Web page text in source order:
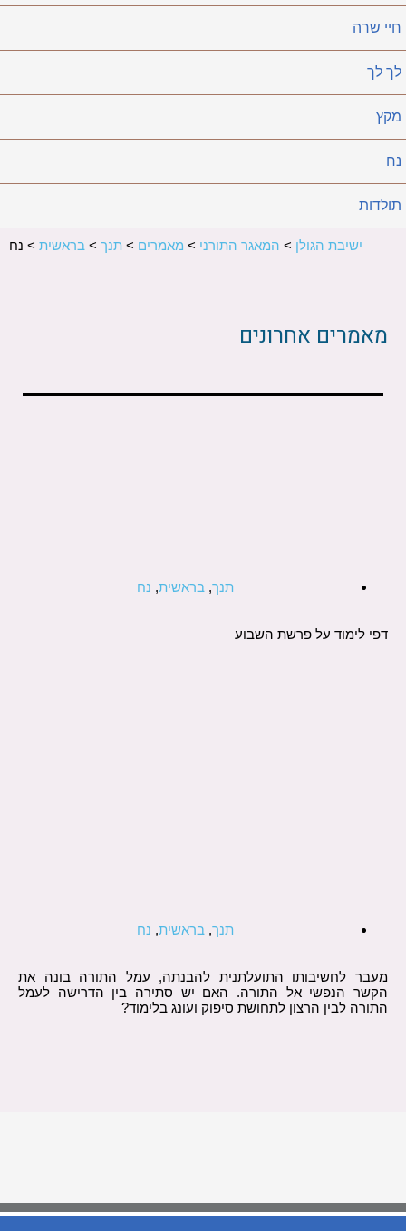
חיי שרה
לך לך
מקץ
נח
תולדות
ישיבת הגולן > המאגר התורני > מאמרים > תנך > בראשית > נח
מאמרים אחרונים
תנך, בראשית, נח
דפי לימוד על פרשת השבוע
תנך, בראשית, נח
מעבר לחשיבותו התועלתנית להבנתה, עמל התורה בונה את
הקשר הנפשי אל התורה. האם יש סתירה בין הדרישה לעמל
התורה לבין הרצון לתחושת סיפוק ועונג בלימוד?